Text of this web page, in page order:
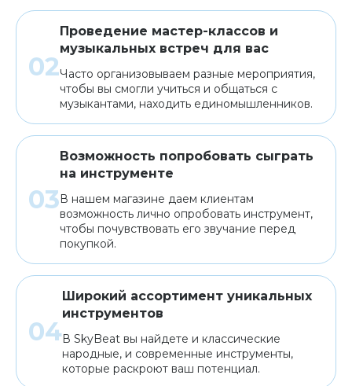
Проведение мастер-классов и
музыкальных встреч для вас
Часто организовываем разные мероприятия,
чтобы вы смогли учиться и общаться с
музыкантами, находить единомышленников.
Возможность попробовать сыграть
на инструменте
В нашем магазине даем клиентам
возможность лично опробовать инструмент,
чтобы почувствовать его звучание перед
покупкой.
Широкий ассортимент уникальных
инструментов
В SkyBeat вы найдете и классические
народные, и современные инструменты,
которые раскроют ваш потенциал.